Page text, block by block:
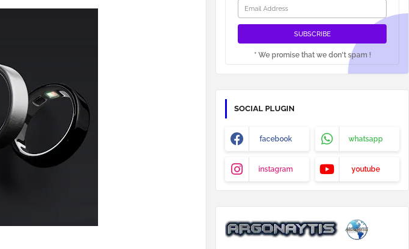
* We promise that we don't spam !
SOCIAL PLUGIN
facebook whatsapp
instagram youtube